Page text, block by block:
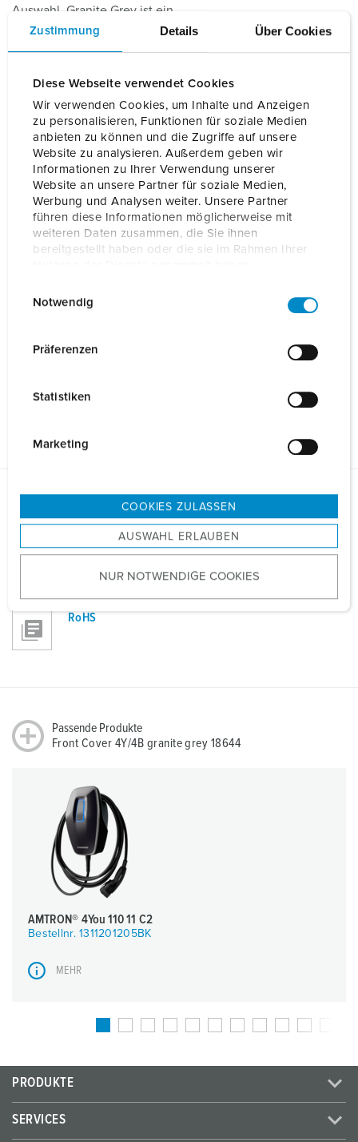
Zustimmung Details Über Cookies
Diese Webseite verwendet Cookies
Wir verwenden Cookies, um Inhalte und Anzeigen
zu personalisieren, Funktionen für soziale Medien
anbieten zu können und die Zugriffe auf unsere
Website zu analysieren. Außerdem geben wir
Informationen zu Ihrer Verwendung unserer
Website an unsere Partner für soziale Medien,
Werbung und Analysen weiter. Unsere Partner
führen diese Informationen möglicherweise mit
weiteren Daten zusammen, die Sie ihnen
bereitgestellt haben oder die sie im Rahmen Ihrer
s
u
w
h
l
Notwendig
Präferenzen
Statistiken
Marketing
COOKIES ZULASSEN
AUSWAHL ERLAUBEN
NUR NOTWENDIGE COOKIES
Auswahl. Granite Grey ist ein...
Bestellnr. 18644 EAN 4015394304616
AUF DIE MERKLISTE SETZEN
Unsere Produkte können Sie im Bereich
Merkliste/Warenkorb in verschiedenen Listen verwalten.
Meine Liste (0) HINZUFÜGEN
NEUE LISTE ERSTELLEN
Planungsdaten & Downloads
Betriebsanleitung
Front Cover 4Y/4B granite grey 18644
REACh
RoHS
Passende Produkte
Front Cover 4Y/4B granite grey 18644
AMTRON® 4You 110 11 C2
Bestellnr. 1311201205BK
MEHR
PRODUKTE
SERVICES